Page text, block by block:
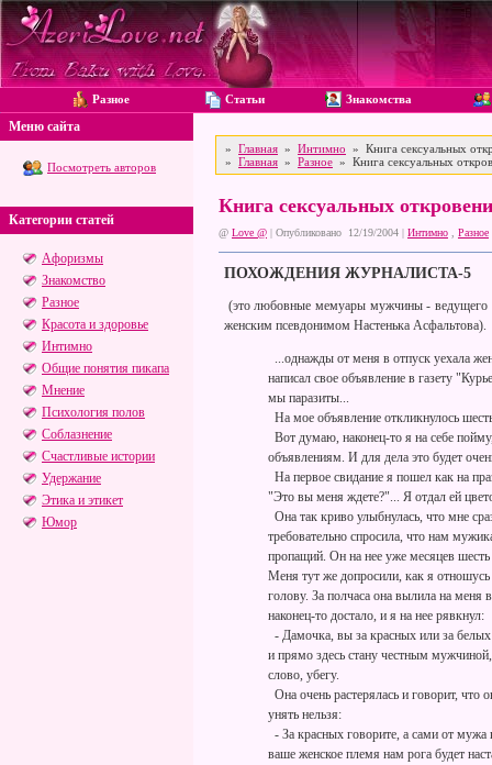
Разное Статьи Знакомства
Меню сайта
Посмотреть авторов
Категории статей
Афоризмы
Знакомство
Разное
Красота и здоровье
Интимно
Общие понятия пикапа
Мнение
Психология полов
Соблазнение
Счастливые истории
Удержание
Этика и этикет
Юмор
» Главная » Интимно » Книга сексуальных
» Главная » Разное » Книга сексуальных
Книга сексуальных
@ Love @ | Опубликовано 12/19/2004 | Интимно Разное
ПОХОЖДЕНИЯ ЖУРНАЛИСТА-5
(это любовные мемуары мужчины - ведущего
женским псевдонимом Настенька Асфальтова).
...однажды от меня в отпуск уехала
написал свое объявление в газету
мы паразиты...
На мое объявление откликнулось
Вот думаю, наконец-то я на себе
объявлениям. И для дела это будет
На первое свидание я пошел как на
"Это вы меня ждете?"... Я отдал ей
Она так криво улыбнулась, что мне
требовательно спросила, что нам
пропащий. Он на нее уже месяцев
Меня тут же допросили, как я
голову. За полчаса она вылила на меня
наконец-то достало, и я на нее рявкнул:
- Дамочка, вы за красных или за
и прямо здесь стану честным
слово, убегу.
Она очень растерялась и говорит,
унять нельзя:
- За красных говорите, а сами от
ваше женское племя нам рога будет